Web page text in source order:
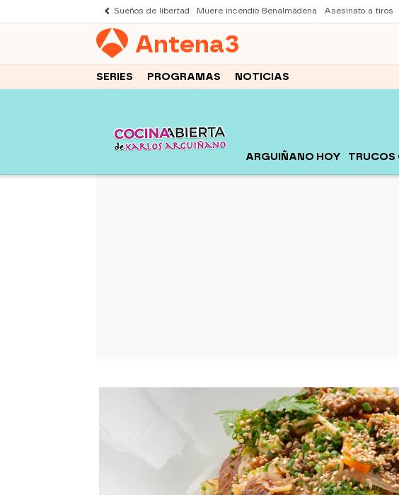
Sueños de libertad Muere incendio Benalmádena Asesinato a tiros
Antena3
SERIES PROGRAMAS NOTICIAS
ARGUIÑANO HOY TRUCOS
Joseba Arguiñano prepara lo mein de
Una receta completa que reúne todo lo que necesitas
pasta, preparada de manera sencilla y sabrosa.